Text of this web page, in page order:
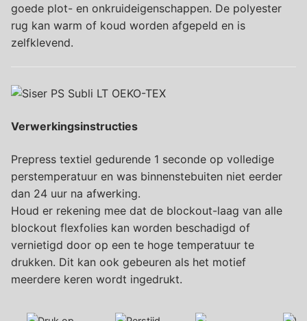
goede plot- en onkruideigenschappen. De polyester
rug kan warm of koud worden afgepeld en is
zelfklevend.
Verwerkingsinstructies
Prepress textiel gedurende 1 seconde op volledige
perstemperatuur en was binnenstebuiten niet eerder
dan 24 uur na afwerking.
Houd er rekening mee dat de blockout-laag van alle
blockout flexfolies kan worden beschadigd of
vernietigd door op een te hoge temperatuur te
drukken. Dit kan ook gebeuren als het motief
meerdere keren wordt ingedrukt.